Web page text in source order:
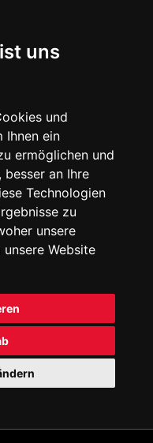
uns
und
Ihnen ein
ermöglichen und
besser an Ihre
Technologien
zu
unsere
Website